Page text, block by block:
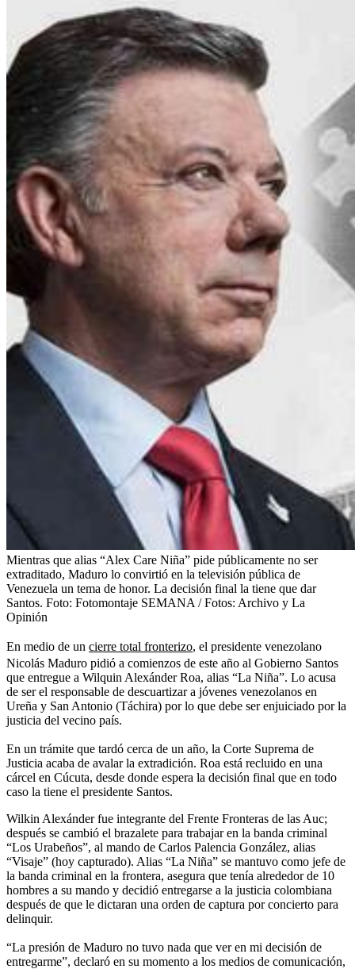
Mientras que alias “Alex Care Niña” pide públicamente no ser
extraditado, Maduro lo convirtió en la televisión pública de
Venezuela un tema de honor. La decisión final la tiene que dar
Santos. Foto: Fotomontaje SEMANA / Fotos: Archivo y La
Opinión
En medio de un cierre total fronterizo, el presidente venezolano
Nicolás Maduro pidió a comienzos de este año al Gobierno Santos
que entregue a Wilquin Alexánder Roa, alias “La Niña”. Lo acusa
de ser el responsable de descuartizar a jóvenes venezolanos en
Ureña y San Antonio (Táchira) por lo que debe ser enjuiciado por la
justicia del vecino país.
En un trámite que tardó cerca de un año, la Corte Suprema de
Justicia acaba de avalar la extradición. Roa está recluido en una
cárcel en Cúcuta, desde donde espera la decisión final que en todo
caso la tiene el presidente Santos.
Wilkin Alexánder fue integrante del Frente Fronteras de las Auc;
después se cambió el brazalete para trabajar en la banda criminal
“Los Urabeños”, al mando de Carlos Palencia González, alias
“Visaje” (hoy capturado). Alias “La Niña” se mantuvo como jefe de
la banda criminal en la frontera, asegura que tenía alrededor de 10
hombres a su mando y decidió entregarse a la justicia colombiana
después de que le dictaran una orden de captura por concierto para
delinquir.
“La presión de Maduro no tuvo nada que ver en mi decisión de
entregarme”, declaró en su momento a los medios de comunicación,